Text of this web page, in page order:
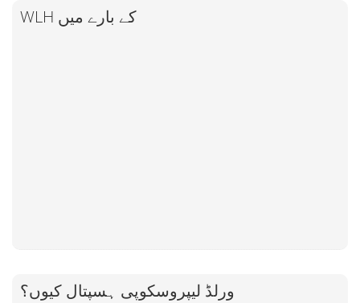
WLH کے بارے میں
ورلڈ لیپروسکوپی ہسپتال کیوں؟